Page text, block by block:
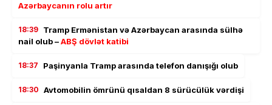
Azərbaycanın rolu artır
18:39 Tramp Ermənistan və Azərbaycan arasında sülhə
nail olub –ABŞ dövlət katibi
18:37 Paşinyanla Tramp arasında telefon danışığı olub
18:30 Avtomobilin ömrünü qısaldan 8 sürücülük vərdişi